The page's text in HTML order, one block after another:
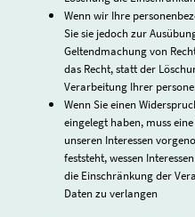
Wenn wir Ihre
Sie sie jedoch zur
Geltendmachung von
das Recht, statt der
Verarbeitung Ihrer
Wenn Sie einen
eingelegt haben, muss
unseren Interessen
feststeht, wessen
die Einschränkung der
Daten zu verlangen